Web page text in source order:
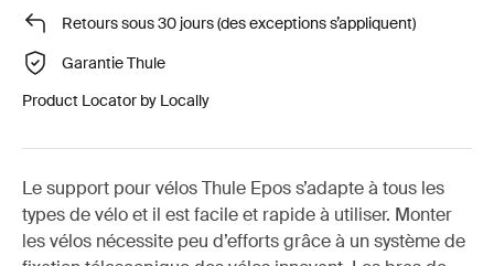
Retours sous 30 jours (des exceptions s’appliquent)
Garantie Thule
Product Locator by Locally
Le support pour vélos Thule Epos s’adapte à tous les
types de vélo et il est facile et rapide à utiliser. Monter
les vélos nécessite peu d’efforts grâce à un système de